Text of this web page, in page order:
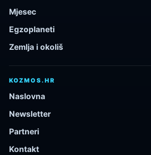
Mjesec
Egzoplaneti
Zemlja i okoliš
KOZMOS.HR
Naslovna
Newsletter
Partneri
Kontakt